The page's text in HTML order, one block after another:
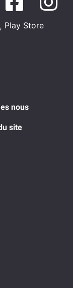
Play Store
nous
site